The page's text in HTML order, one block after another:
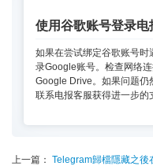
使用谷歌账号登录电
如果在尝试绑定谷歌账号
录Google账号。检查网络
Google Drive。如果问题仍
联系电报客服获得进一步的
上一篇： Telegram歸檔隱藏之後